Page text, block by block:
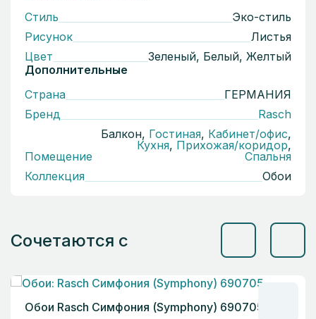
Стиль
Эко-стиль
Рисунок
Листья
Цвет
Зеленый, Белый, Желтый
Дополнительные
Страна
ГЕРМАНИЯ
Бренд
Rasch
Помещение
Балкон, Гостиная, Кабинет/офис,
Кухня, Прихожая/коридор,
Спальня
Коллекция
Обои
Сочетаются с
Обои Rasch Симфония (Symphony) 690705